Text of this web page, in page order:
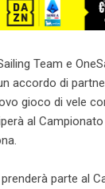
Team e
accordo di
gioco di vele
al Campionato
parte al